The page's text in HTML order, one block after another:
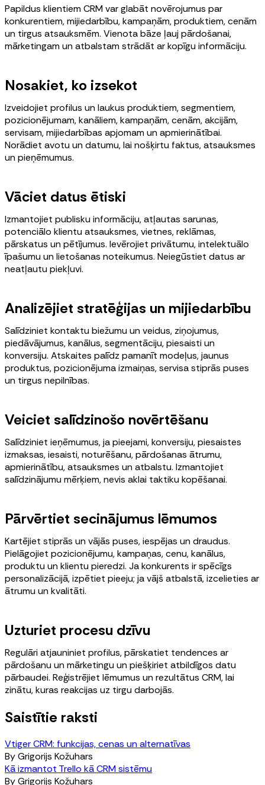
Papildus klientiem CRM var glabāt novērojumus par
konkurentiem, mijiedarbību, kampaņām, produktiem, cenām
un tirgus atsauksmēm. Vienota bāze ļauj pārdošanai,
mārketingam un atbalstam strādāt ar kopīgu informāciju.
Nosakiet, ko izsekot
Izveidojiet profilus un laukus produktiem, segmentiem,
pozicionējumam, kanāliem, kampaņām, cenām, akcijām,
servisam, mijiedarbības apjomam un apmierinātībai.
Norādiet avotu un datumu, lai nošķirtu faktus, atsauksmes
un pieņēmumus.
Vāciet datus ētiski
Izmantojiet publisku informāciju, atļautas sarunas,
potenciālo klientu atsauksmes, vietnes, reklāmas,
pārskatus un pētījumus. Ievērojiet privātumu, intelektuālo
īpašumu un lietošanas noteikumus. Neiegūstiet datus ar
neatļautu piekļuvi.
Analizējiet stratēģijas un mijiedarbību
Salīdziniet kontaktu biežumu un veidus, ziņojumus,
piedāvājumus, kanālus, segmentāciju, piesaisti un
konversiju. Atskaites palīdz pamanīt modeļus, jaunus
produktus, pozicionējuma izmaiņas, servisa stiprās puses
un tirgus nepilnības.
Veiciet salīdzinošo novērtēšanu
Salīdziniet ieņēmumus, ja pieejami, konversiju, piesaistes
izmaksas, iesaisti, noturēšanu, pārdošanas ātrumu,
apmierinātību, atsauksmes un atbalstu. Izmantojiet
salīdzinājumu mērķiem, nevis aklai taktiku kopēšanai.
Pārvērtiet secinājumus lēmumos
Kartējiet stiprās un vājās puses, iespējas un draudus.
Pielāgojiet pozicionējumu, kampaņas, cenu, kanālus,
produktu un klientu pieredzi. Ja konkurents ir spēcīgs
personalizācijā, izpētiet pieeju; ja vājš atbalstā, izcelieties ar
ātrumu un kvalitāti.
Uzturiet procesu dzīvu
Regulāri atjauniniet profilus, pārskatiet tendences ar
pārdošanu un mārketingu un piešķiriet atbildīgos datu
pārbaudei. Reģistrējiet lēmumus un rezultātus CRM, lai
zinātu, kuras reakcijas uz tirgu darbojās.
Saistītie raksti
Vtiger CRM: funkcijas, cenas un alternatīvas
ByGrigorijs Kožuhars
Kā izmantot Trello kā CRM sistēmu
ByGrigorijs Kožuhars